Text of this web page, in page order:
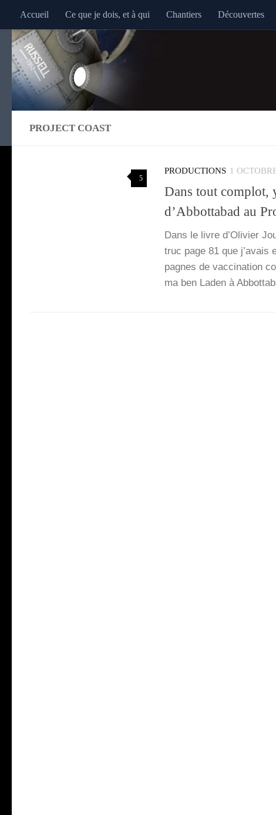
Au dessous du contenu
Accueil Ce que je dois, et à qui Chantiers Découvertes
PROJECT COAST
5
PRODUCTIONS 1
Dans tout complot,
d’Abbottabad au
Dans le livre d’O­li­vier
truc page 81 que
pagnes de vac­ci­na­tion
ma ben Laden à